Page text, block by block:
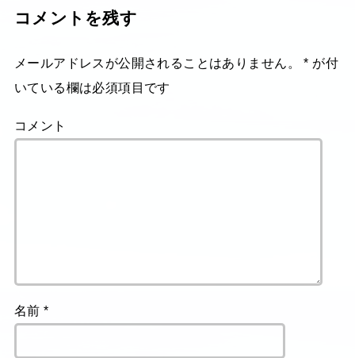
コメントを残す
メールアドレスが公開されることはありません。 * が付
いている欄は必須項目です
コメント
名前*